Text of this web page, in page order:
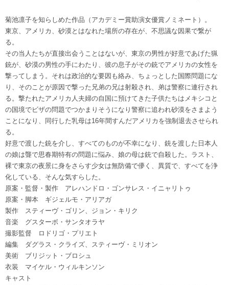
菊池凛子を知らしめた作品（アカデミー賞助演女優賞ノミネート）。
東京、アメリカ、砂漠とはなれた場所の存在が、不思議な因果で繋が
る。
その当人たちが直接出会うことはないが、東京の男性が好意であげた猟
銃が、砂漠の男性の手にわたり、彼の息子がその銃でアメリカの女性を
撃ってしまう。それは政治的な要因も絡み、ちょっとした国際問題にな
り、そのことが原因で撃った兄弟の兄は射殺され、弟は警察に連行され
る。撃たれたアメリカ人夫婦の自国に預けてきた子供たちはメキシコと
の国境でビザの問題でつかまりそうになり警察に追われ砂漠をさまよう
ことになり、同行した乳母は16年間すんだアメリカを強制退去させられ
る。
好意で渡した銃を介し、すべてのものが不幸になり、銃を渡した日本人
の娘は聾で思春期特有の問題に悩み、娘の母は銃で自殺した。ラスト、
裸で東京の夜景に身をさらす少女は無防備で儚く、異質で、すべてを浄
化している、そんな気すらした。
原案・監督・製作 アレハンドロ・ゴンサレス・イニャリトゥ
原案・脚本 ギジェルモ・アリアガ
製作 スティーヴ・ゴリン、ジョン・キリク
音楽 グスターボ・サンタオラヤ
撮影監督 ロドリゴ・プリエト
編集 ダグラス・クライズ、スティーヴ・ミリオン
美術 ブリジット・ブロシュ
衣装 マイケル・ウィルキンソン
キャスト